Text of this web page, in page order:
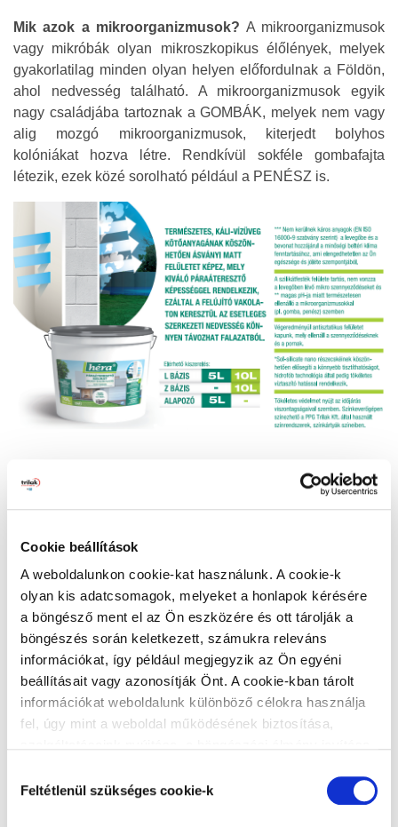
Cookie beállítások
A weboldalunkon cookie-kat használunk. A cookie-k
olyan kis adatcsomagok, melyeket a honlapok kérésére
a böngésző ment el az Ön eszközére és ott tárolják a
böngészés során keletkezett, számukra releváns
információkat, így például megjegyzik az Ön egyéni
beállításait vagy azonosítják Önt. A cookie-kban tárolt
információkat weboldalunk különböző célokra használja
fel, úgy mint a weboldal működésének biztosítása,
szabott ajánlatok megjelenítése, látogatottsági adatok
elemzése. A weboldalunk által alkalmazott cookie-k,
kiválasztása
Feltétlenül szükséges cookie-k
Mik azok a mikroorganizmusok? A mikroorganizmusok
vagy mikróbák olyan mikroszkopikus élőlények, melyek
gyakorlatilag minden olyan helyen előfordulnak a Földön,
ahol nedvesség található. A mikroorganizmusok egyik
nagy családjába tartoznak a GOMBÁK, melyek nem vagy
alig mozgó mikroorganizmusok, kiterjedt bolyhos
kolóniákat hozva létre. Rendkívül sokféle gombafajta
létezik, ezek közé sorolható például a PENÉSZ is.
Válassza hozzá a Héra Szilikát Alapozót!
Kapcsolódó termékek